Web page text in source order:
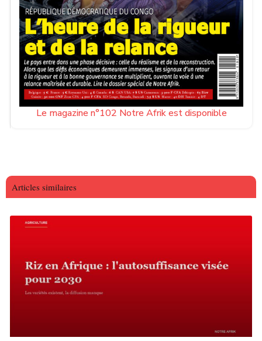
Le magazine n°102 Notre Afrik est disponible
Articles similaires